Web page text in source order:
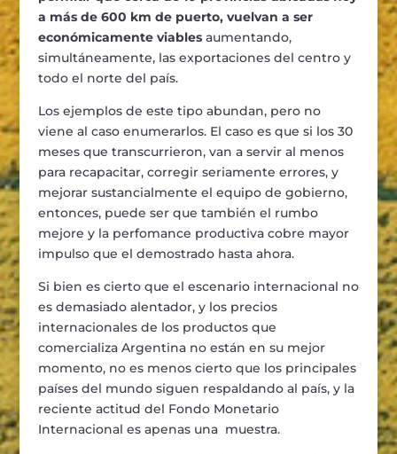
a más de 600 km de puerto, vuelvan a ser
económicamente viablesaumentando,
simultáneamente, las exportaciones del centro y
todo el norte del país.
Los ejemplos de este tipo abundan, pero no
viene al caso enumerarlos. El caso es que si los 30
meses que transcurrieron, van a servir al menos
para recapacitar, corregir seriamente errores, y
mejorar sustancialmente el equipo de gobierno,
entonces, puede ser que también el rumbo
mejore y la perfomance productiva cobre mayor
impulso que el demostrado hasta ahora.
Si bien es cierto que el escenario internacional no
es demasiado alentador, y los precios
internacionales de los productos que
comercializa Argentina no están en su mejor
momento, no es menos cierto que los principales
países del mundo siguen respaldando al país, y la
reciente actitud del Fondo Monetario
Internacional es apenas una muestra.